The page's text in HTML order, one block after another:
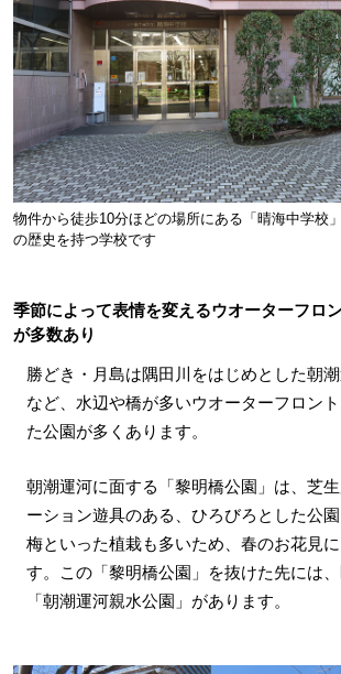
物件から徒歩10分ほどの場所にある「晴海中学校
の歴史を持つ学校です
季節によって表情を変えるウオーターフロ
が多数あり
勝どき・月島は隅田川をはじめとした朝
など、水辺や橋が多いウオーターフロン
た公園が多くあります。
朝潮運河に面する「黎明橋公園」は、芝
ーション遊具のある、ひろびろとした公園
梅といった植栽も多いため、春のお花見
す。この「黎明橋公園」を抜けた先には
「朝潮運河親水公園」があります。